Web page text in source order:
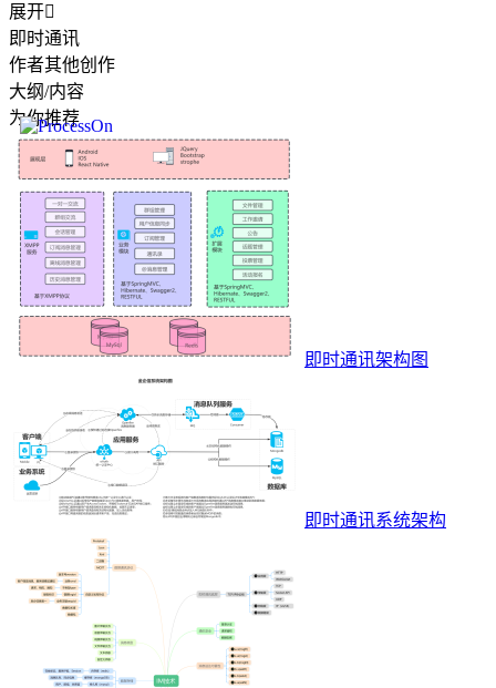
展开
即时通讯
作者其他创作
大纲/内容
为你推荐
即时通讯架构图
即时通讯系统架构